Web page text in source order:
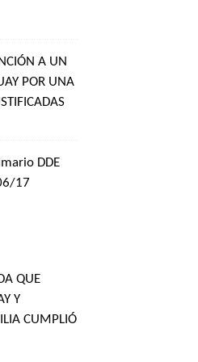
A UN
POR UNA
DDE
17
QUE
Y
CUMPLIÓ